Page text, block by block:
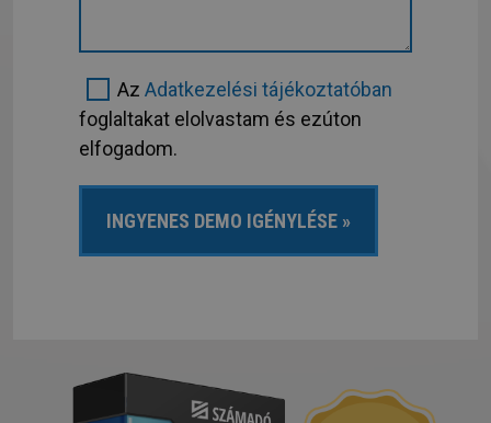
Az Adatkezelési tájékoztatóban
foglaltakat elolvastam és ezúton
elfogadom.